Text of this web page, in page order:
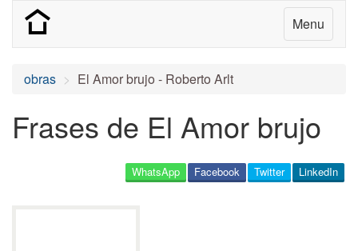
Menu
obras El Amor brujo - Roberto Arlt
Frases de El Amor brujo
LinkedIn
Twitter
Facebook
WhatsApp